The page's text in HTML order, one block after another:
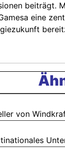
beiträgt.
eine
von